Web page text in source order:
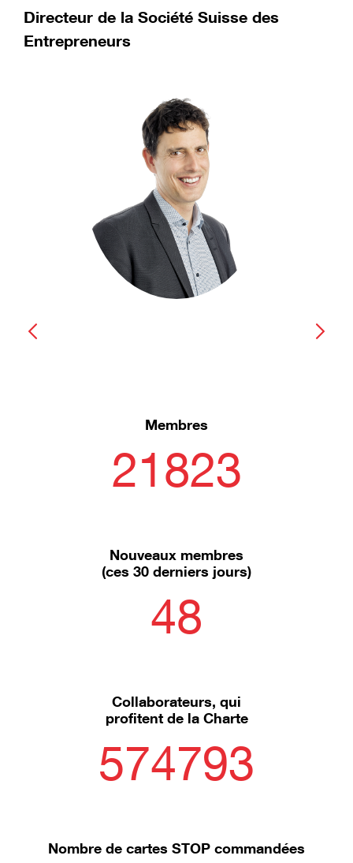
Directeur de la Société Suisse des
Entrepreneurs
Membres
21823
Nouveaux membres
(ces 30 derniers jours)
48
Collaborateurs, qui
profitent de la Charte
574793
Nombre de cartes STOP commandées